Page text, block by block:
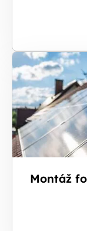
Montáž